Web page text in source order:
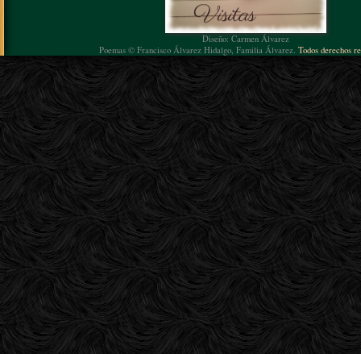
Diseño: Carmen Álvarez
Poemas © Francisco Álvarez Hidalgo, Familia Álvarez. Todos derechos